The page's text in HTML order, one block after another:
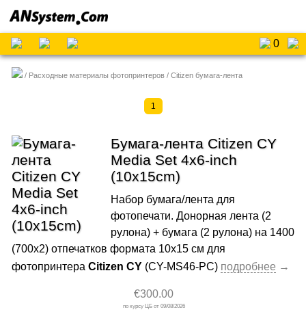
0
Расходные материалы фотопринтеров Citizen бумага-лента
1
Бумага-лента Citizen CY
Media Set 4x6-inch
(10x15cm)
Набор бумага/лента для
фотопечати. Донорная лента (2
рулона) + бумага (2 рулона) на 1400
(700х2) отпечатков формата 10x15 cм для
фотопринтера Citizen CY(CY-MS46-PC)
€300.00
09/08/2026